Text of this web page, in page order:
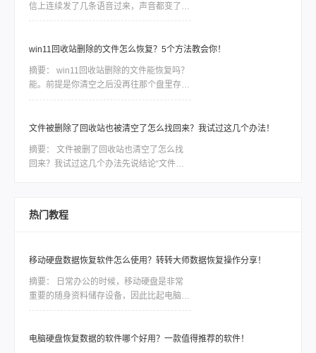
信上连续发了几条语音过来，声音都变了，
她说“完了完了，我把部门半年的项目资料
我当时问她第一句话就是：“你后来又往那
及。我说那先别慌，有救。后来她按着我给
的方法把文件找回来了，整个过程大概一个
win11回收站删除的文件怎么恢复？5个方法教会你！
摘要：
能。前提是你清空之后没再往那个盘里存过
东西。回收站清空其实并没有真正抹掉文
“可用”——数据还在磁盘上，只要没被新数
数据，恢复概率就往下掉一截。所以发现误
删的第一件事：停手，别动电脑。
文件被删除了回收站也被清空了怎么找回来？我试过这几个办法！
摘要：
回来？我试过这几个办法先说结论“文件被
删除并不是真正销毁，只是系统把空间标记
一次，想提醒你上周，同事老周突然从工位
上站起来，声音都变了：“坏了，我U盘里孩
子的照片全没了，
热门教程
移动硬盘数据恢复软件怎么使用？转转大师数据恢复操作分享！
摘要：
重要的随身资料储存设备，因此比起电脑本
地的硬盘，移动硬盘更加容易出现数据丢
备份，那么造成的损失将是难以估量的，因
电脑硬盘恢复数据的软件哪个好用？一款值得推荐的软件！